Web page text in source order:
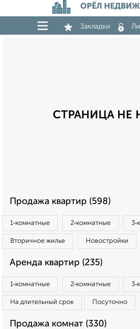
ОРЁЛ
Закладки
СТРАНИЦА НЕ
Продажа квартир (598)
1‑комнатные 2‑комнатные
Вторичное жилье Новостройки
Аренда квартир (235)
1‑комнатные 2‑комнатные
На длительный срок Посуточно
Продажа комнат (330)